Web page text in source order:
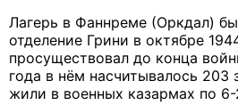
Лагерь в Фаннреме (Оркдал)
отделение Грини в октябре
просуществовал до конца
года в нём насчитывалось 203
жили в военных казармах по